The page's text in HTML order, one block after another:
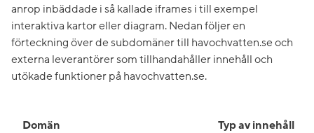
anrop inbäddade i så kallade iframes i till exempel
interaktiva kartor eller diagram. Nedan följer en
förteckning över de subdomäner till havochvatten.se och
externa leverantörer som tillhandahåller innehåll och
utökade funktioner på havochvatten.se.
Domän Typ av innehåll